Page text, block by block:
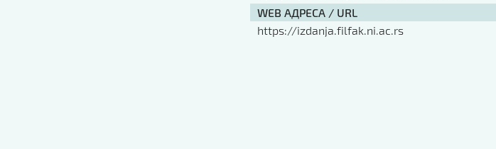
WEB АДРЕСА / URL
https://izdanja.filfak.ni.ac.rs